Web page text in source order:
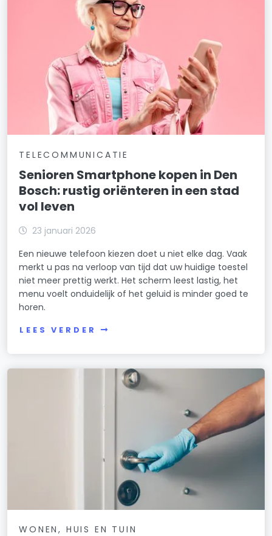
TELECOMMUNICATIE
Senioren Smartphone kopen in Den
Bosch: rustig oriënteren in een stad
vol leven
23 januari 2026
Een nieuwe telefoon kiezen doet u niet elke dag. Vaak
merkt u pas na verloop van tijd dat uw huidige toestel
niet meer prettig werkt. Het scherm leest lastig, het
menu voelt onduidelijk of het geluid is minder goed te
horen.
LEES VERDER
WONEN, HUIS EN TUIN